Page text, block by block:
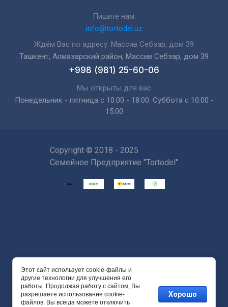
Пишите нам:
info@tortodel.uz
Ждём Вас по адресу: Массив Себзар, дом 39
Ташкент, Алмазарский район, Массив Себзар, дом 39
+998 (981) 25-60-06
Мы открыты для вас
Понедельник - пятница с 10.00 - 18.00. Суббота с 10.00 -
15.00
Copyright © 2018 - 2025
Семейное Предприятие "Tortodel"
Powered by
Этот сайт использует cookie-файлы и
другие технологии для улучшения его
работы. Продолжая работу с сайтом, Вы
разрешаете использование cookie-
файлов. Вы всегда можете отключить
Хорошо